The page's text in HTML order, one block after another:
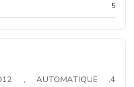
5
, AUTOMATIQUE ,4